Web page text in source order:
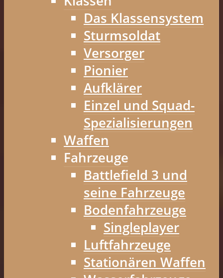
Das Klassensystem
Sturmsoldat
Versorger
Pionier
Aufklärer
Einzel und Squad-
Spezialisierungen
Waffen
Fahrzeuge
Battlefield 3 und
seine Fahrzeuge
Bodenfahrzeuge
Singleplayer
Luftfahrzeuge
Stationären Waffen